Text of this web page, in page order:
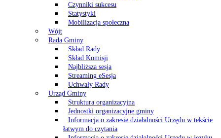
Czynniki sukcesu
Statystyki
Mobilizacja społeczna
Wójt
Rada Gminy
Skład Rady
Skład Komisji
Najbliższa sesja
Streaming eSesja
Uchwały Rady
Urząd Gminy
Struktura organizacyjna
Jednostki organizacyjne gminy
Informacja o zakresie działalności Urzędu w tekście
łatwym do czytania